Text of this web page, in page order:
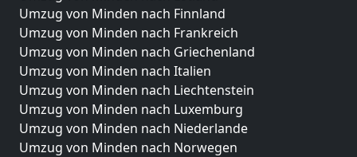
Umzug von Minden nach Finnland
Umzug von Minden nach Frankreich
Umzug von Minden nach Griechenland
Umzug von Minden nach Italien
Umzug von Minden nach Liechtenstein
Umzug von Minden nach Luxemburg
Umzug von Minden nach Niederlande
Umzug von Minden nach Norwegen